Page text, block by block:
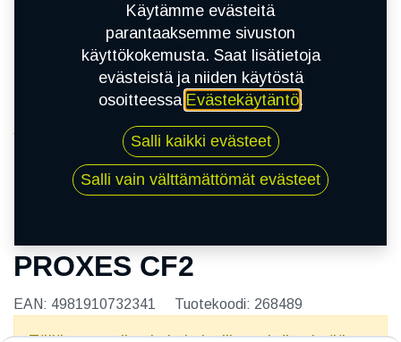
205/65R15 94H TOYO PROXES CF2
PROXES CF2
EAN: 4981910732341 Tuotekoodi: 268489
Käytämme evästeitä
parantaaksemme sivuston
käyttökokemusta. Saat lisätietoja
evästeistä ja niiden käytöstä
osoitteessa Evästekäytäntö.
Salli kaikki evästeet
Salli vain välttämättömät evästeet